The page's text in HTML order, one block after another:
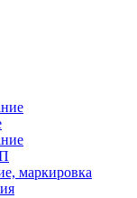
маркировка